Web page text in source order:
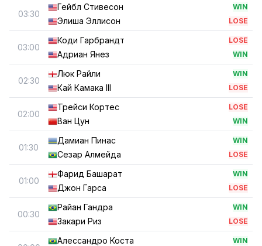
03:30
Гейбл Стивесон WIN
Элиша Эллисон LOSE
03:00
Коди Гарбрандт LOSE
Адриан Янез WIN
02:30
Люк Райли WIN
Кай Камака III LOSE
02:00
Трейси Кортес LOSE
Ван Цун WIN
01:30
Дамиан Пинас WIN
Сезар Алмейда LOSE
01:00
Фарид Башарат WIN
Джон Гарса LOSE
00:30
Райан Гандра WIN
Закари Риз LOSE
Алессандро Коста WIN